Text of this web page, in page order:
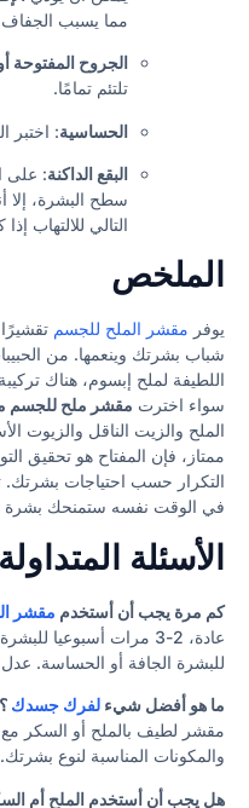
مما يسبب الجفاف
الجروح
تلتئم تمامًا.
الحساسية: اختبر
البقع الداكنة: على
سطح البشرة، إلا
التالي للالتهاب
الملخص
يوفر مقشر الملح للجسم
شباب بشرتك وينعمها. من
اللطيفة لملح إبسوم، هناك
سواء اخترت مقشر ملح للجسم
الملح والزيت الناقل والزيوت
ممتاز، فإن المفتاح هو تحقيق
التكرار حسب احتياجات بشرتك.
في الوقت نفسه ستمنحك
الأسئلة المتداولة
كم مرة يجب أن أستخدم مقشر
عادة، 2-3 مرات أسبوعيا
للبشرة الجافة أو الحساسة.
ما هو أفضل شيء لفرك جسدك ؟
مقشر لطيف بالملح أو السكر
والمكونات المناسبة لنوع بشرتك.
هل يجب أن أستخدم الملح أم